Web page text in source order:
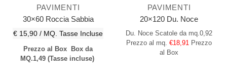
PAVIMENTI
30×60 Roccia Sabbia
€ 15,90 / MQ. Tasse Incluse
Prezzo al Box
Box da
MQ.1,49 (Tasse incluse)
PAVIMENTI
20×120 Du. Noce
Du. Noce Scatole da mq.0,92
Prezzo al mq. €18,91 Prezzo
al Box